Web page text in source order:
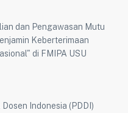
dan Pengawasan Mutu
Keberterimaan
di FMIPA USU
Indonesia (PDDI)